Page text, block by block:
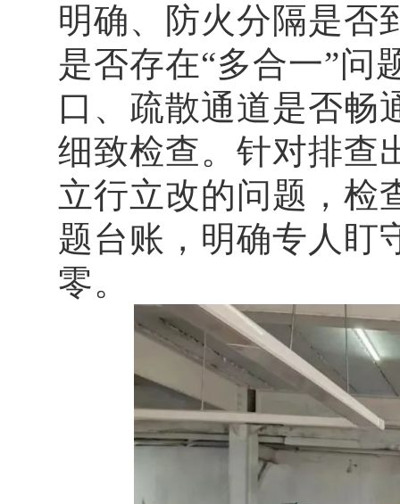
明确、防火分隔是否
是否存在“多合一”问
口、疏散通道是否畅
细致检查。针对排查
立行立改的问题，检
题台账，明确专人盯
零。